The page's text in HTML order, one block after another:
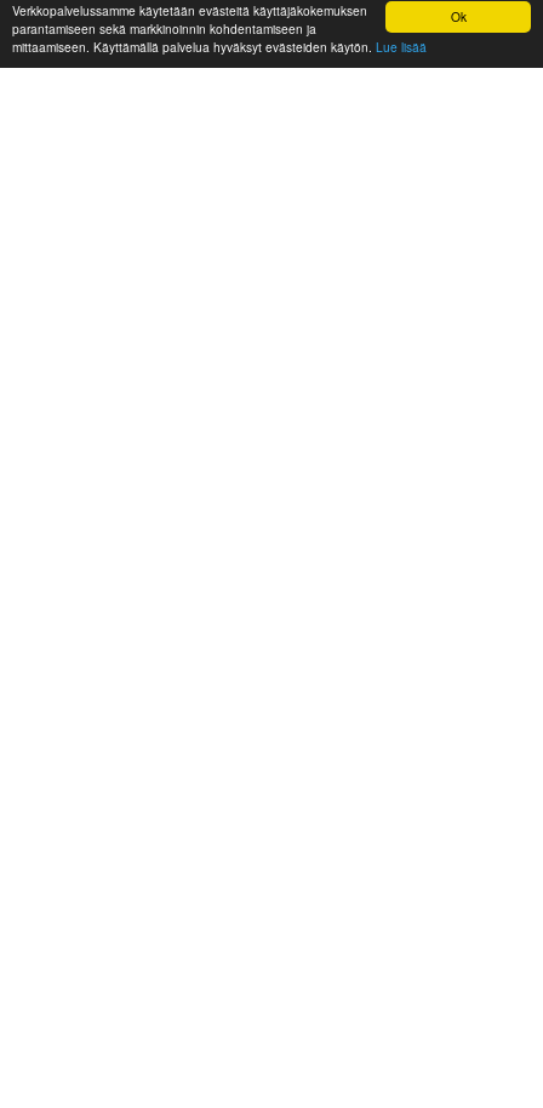
Ok
Verkkopalvelussamme käytetään evästeitä käyttäjäkokemuksen
parantamiseen sekä markkinoinnin kohdentamiseen ja
mittaamiseen. Käyttämällä palvelua hyväksyt evästeiden käytön. Lue lisää